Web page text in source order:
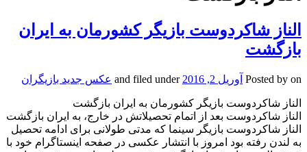
الناز شاکردوست بازیگر کشورمان به ایران
بازگشت
Posted by on آوریل 2, 2016 and filed under عکس جدید بازیگران
الناز شاکردوست بازیگر کشورمان به ایران بازگشت
الناز شاکردوست بعد از اتمام تحصیلاتش در خارج، به ایران بازگشت
الناز شاکردوست بازیگر سینما که مدتی طولانی برای ادامه تحصیل
به لندن رفته بود امروز با انتشار عکسی در صفحه اینستاگرام خود با